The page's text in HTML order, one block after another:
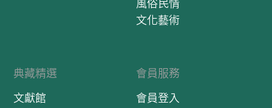
風俗民情
文化藝術
典藏精選
文獻館
會員服務
會員登入